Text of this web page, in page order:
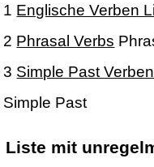
1 Englische Verben
2 Phrasal Verbs
3 Simple Past
Simple Past
Liste mit